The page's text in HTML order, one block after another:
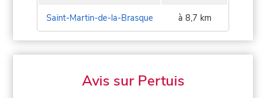
Saint-Martin-de-la-Brasque à 8,7 km
Avis sur Pertuis